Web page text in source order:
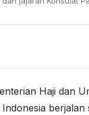
Haji dan